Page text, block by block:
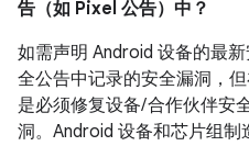
告（如 Pixel 公告）中？
如需声明 Android 设备的最
全公告中记录的安全漏洞，
是必须修复设备/ 合作伙伴安
洞。Android 设备和芯片组